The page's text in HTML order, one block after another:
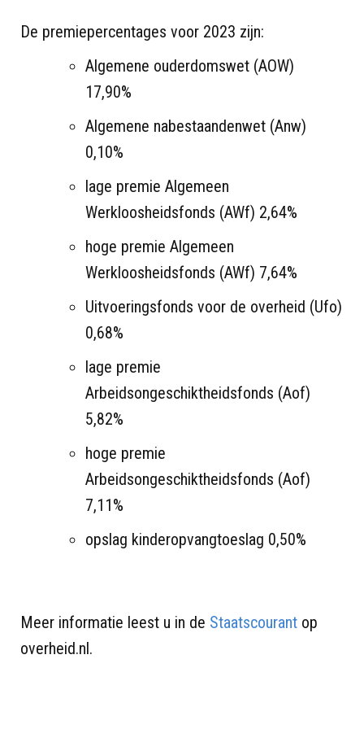
De premiepercentages voor 2023 zijn:
Algemene ouderdomswet (AOW)
17,90%
Algemene nabestaandenwet (Anw)
0,10%
lage premie Algemeen
Werkloosheidsfonds (AWf) 2,64%
hoge premie Algemeen
Werkloosheidsfonds (AWf) 7,64%
Uitvoeringsfonds voor de overheid (Ufo)
0,68%
lage premie
Arbeidsongeschiktheidsfonds (Aof)
5,82%
hoge premie
Arbeidsongeschiktheidsfonds (Aof)
7,11%
opslag kinderopvangtoeslag 0,50%
Meer informatie leest u in de Staatscourant op
overheid.nl.